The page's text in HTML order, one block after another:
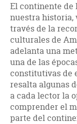
El continente de
nuestra historia,
través de la
culturales de
adelanta una
una de las
constitutivas de
resalta algunas
a cada lector la
comprender el
parte del